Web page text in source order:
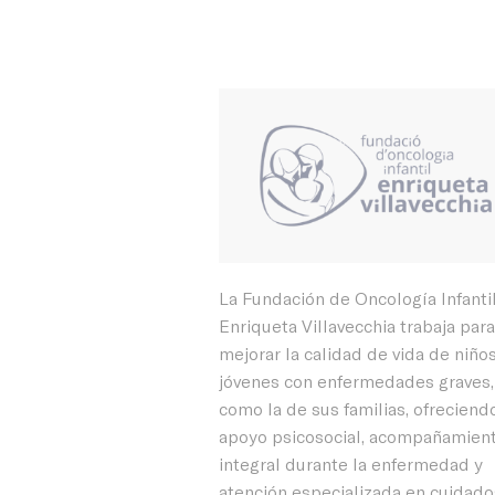
La Fundación de Oncología Infantil
Enriqueta Villavecchia trabaja para
mejorar la calidad de vida de
jóvenes con enfermedades
como la de sus familias,
apoyo psicosocial,
integral durante la enfermedad y